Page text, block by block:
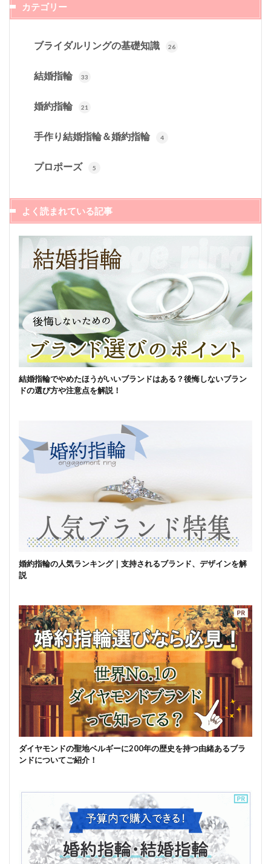
カテゴリー
ブライダルリングの基礎知識 26
結婚指輪 33
婚約指輪 21
手作り結婚指輪＆婚約指輪 4
プロポーズ 5
よく読まれている記事
結婚指輪でやめたほうがいいブランドはある？後悔しないブラン
ドの選び方や注意点を解説！
婚約指輪の人気ランキング｜支持されるブランド、デザインを解
説
ダイヤモンドの聖地ベルギーに200年の歴史を持つ由緒あるブラ
ンドについてご紹介！